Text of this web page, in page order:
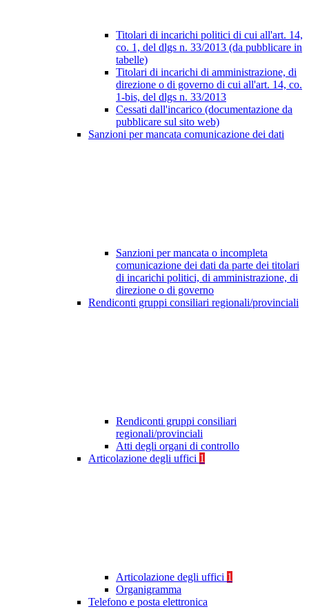
Titolari di incarichi politici di cui all'art. 14,
co. 1, del dlgs n. 33/2013 (da pubblicare in
tabelle)
Titolari di incarichi di amministrazione, di
direzione o di governo di cui all'art. 14, co.
1-bis, del dlgs n. 33/2013
Cessati dall'incarico (documentazione da
pubblicare sul sito web)
Sanzioni per mancata comunicazione dei dati
Sanzioni per mancata o incompleta
comunicazione dei dati da parte dei titolari
di incarichi politici, di amministrazione, di
direzione o di governo
Rendiconti gruppi consiliari regionali/provinciali
Rendiconti gruppi consiliari
regionali/provinciali
Atti degli organi di controllo
Articolazione degli uffici 1
Articolazione degli uffici 1
Organigramma
Telefono e posta elettronica